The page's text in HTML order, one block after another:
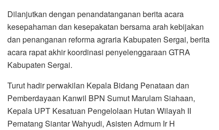
Dilanjutkan dengan penandatanganan berita acara
kesepahaman dan kesepakatan bersama arah kebijakan
dan penanganan reforma agraria Kabupaten Sergai, berita
acara rapat akhir koordinasi penyelenggaraan GTRA
Kabupaten Sergai.
Turut hadir perwakilan Kepala Bidang Penataan dan
Pemberdayaan Kanwil BPN Sumut Marulam Siahaan,
Kepala UPT Kesatuan Pengelolaan Hutan Wilayah II
Pematang Siantar Wahyudi, Asisten Admum Ir H